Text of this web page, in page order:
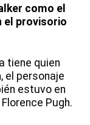
como el
el provisorio
tiene quien
, el personaje
estuvo en
Pugh.